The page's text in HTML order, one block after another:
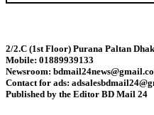
স্বর্ণ খাতকে বৈধ-
হামে ২৪ ঘণ্টায়
2/2.C (1st Floor) Purana Paltan
Mobile: 01889939133
Newsroom:
Contact for ads:
Published by the Editor BD Mail 24